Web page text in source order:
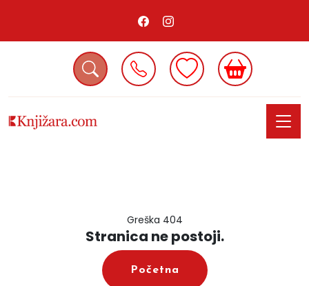
Greška 404
Stranica ne postoji.
Početna